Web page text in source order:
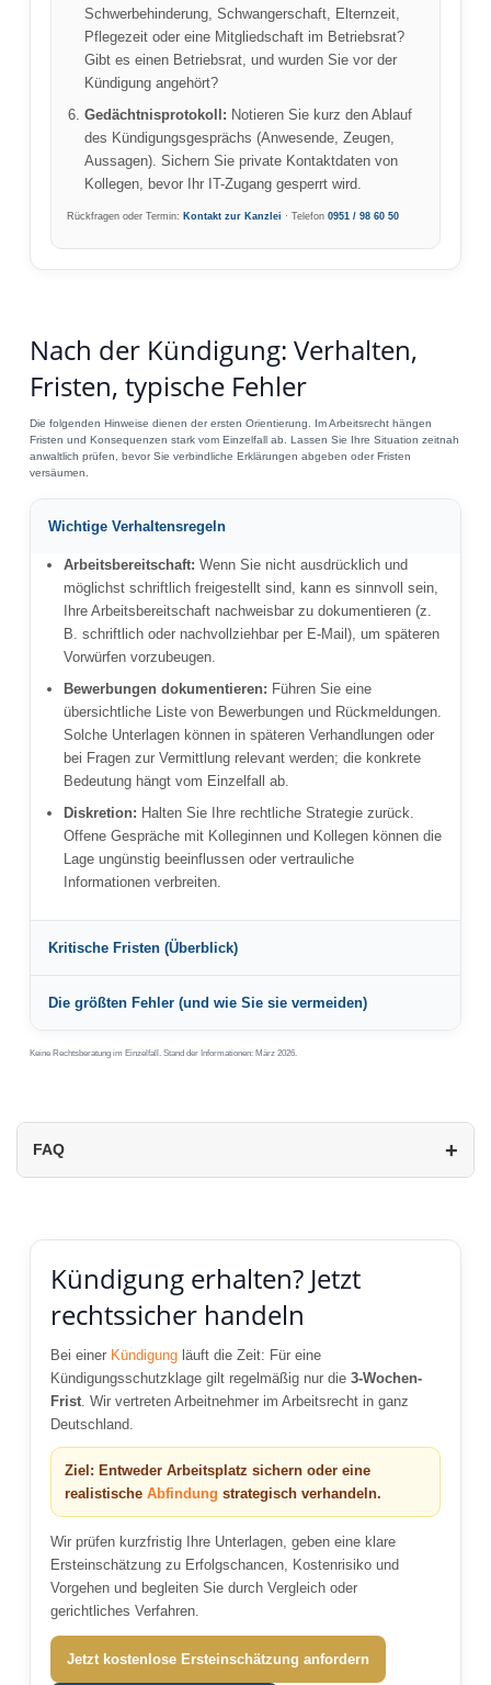
Schwerbehinderung, Schwangerschaft, Elternzeit,
Pflegezeit oder eine Mitgliedschaft im Betriebsrat?
Gibt es einen Betriebsrat, und wurden Sie vor der
Kündigung angehört?
Gedächtnisprotokoll: Notieren Sie kurz den Ablauf
des Kündigungsgesprächs (Anwesende, Zeugen,
Aussagen). Sichern Sie private Kontaktdaten von
Kollegen, bevor Ihr IT-Zugang gesperrt wird.
Rückfragen oder Termin: Kontakt zur Kanzlei · Telefon 0951 / 98 60 50
Nach der Kündigung: Verhalten,
Fristen, typische Fehler
Die folgenden Hinweise dienen der ersten Orientierung. Im Arbeitsrecht hängen
Fristen und Konsequenzen stark vom Einzelfall ab. Lassen Sie Ihre Situation zeitnah
anwaltlich prüfen, bevor Sie verbindliche Erklärungen abgeben oder Fristen
versäumen.
Wichtige Verhaltensregeln
Arbeitsbereitschaft: Wenn Sie nicht ausdrücklich und
möglichst schriftlich freigestellt sind, kann es sinnvoll sein,
Ihre Arbeitsbereitschaft nachweisbar zu dokumentieren (z.
B. schriftlich oder nachvollziehbar per E-Mail), um späteren
Vorwürfen vorzubeugen.
Bewerbungen dokumentieren: Führen Sie eine
übersichtliche Liste von Bewerbungen und Rückmeldungen.
Solche Unterlagen können in späteren Verhandlungen oder
bei Fragen zur Vermittlung relevant werden; die konkrete
Bedeutung hängt vom Einzelfall ab.
Diskretion: Halten Sie Ihre rechtliche Strategie zurück.
Offene Gespräche mit Kolleginnen und Kollegen können die
Lage ungünstig beeinflussen oder vertrauliche
Informationen verbreiten.
Kritische Fristen (Überblick)
Die größten Fehler (und wie Sie sie vermeiden)
Keine Rechtsberatung im Einzelfall. Stand der Informationen: März 2026.
FAQ
Kündigung erhalten? Jetzt
rechtssicher handeln
Bei einer Kündigung läuft die Zeit: Für eine
Kündigungsschutzklage gilt regelmäßig nur die 3-Wochen-
Frist. Wir vertreten Arbeitnehmer im Arbeitsrecht in ganz
Deutschland.
Ziel: Entweder Arbeitsplatz sichern oder eine
realistische Abfindung strategisch verhandeln.
Wir prüfen kurzfristig Ihre Unterlagen, geben eine klare
Ersteinschätzung zu Erfolgschancen, Kostenrisiko und
Vorgehen und begleiten Sie durch Vergleich oder
gerichtliches Verfahren.
Jetzt kostenlose Ersteinschätzung anfordern